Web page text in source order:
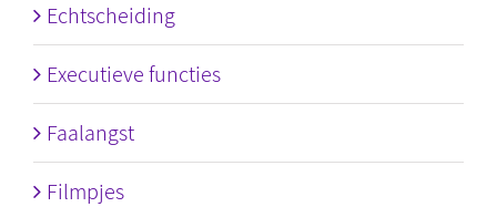
Echtscheiding
Executieve functies
Faalangst
Filmpjes